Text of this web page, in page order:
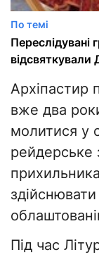
По темі
Переслідувані
Архіпастир
вже два
молитися у
рейдерське
Під час